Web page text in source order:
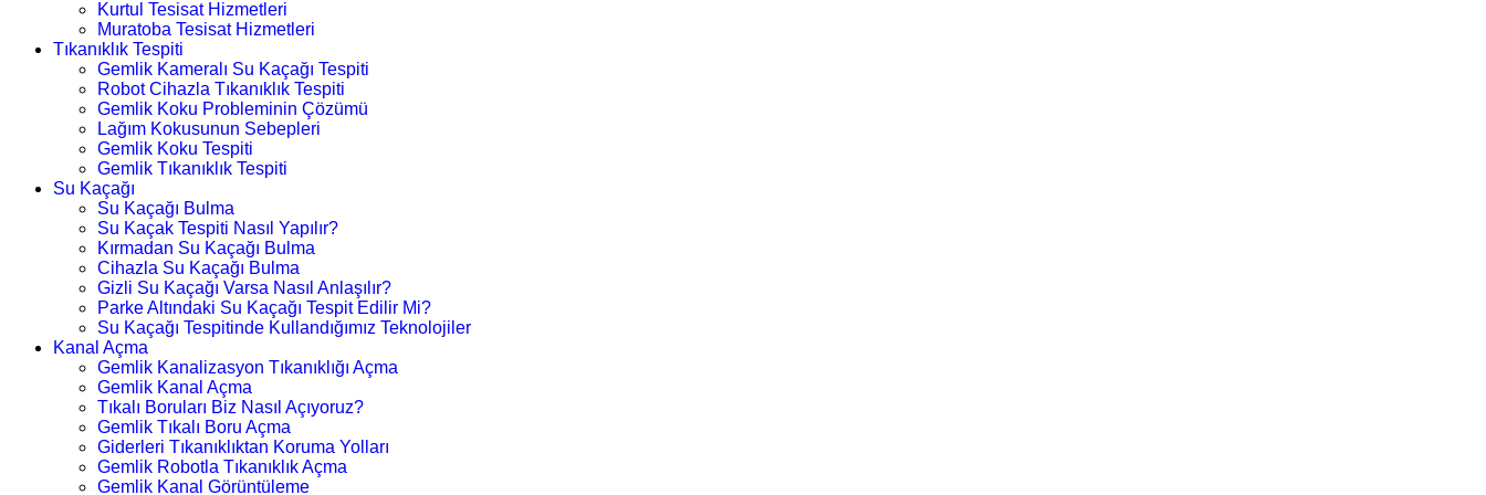
Kurtul Tesisat Hizmetleri
Muratoba Tesisat Hizmetleri
Tıkanıklık Tespiti
Gemlik Kameralı Su Kaçağı Tespiti
Robot Cihazla Tıkanıklık Tespiti
Gemlik Koku Probleminin Çözümü
Lağım Kokusunun Sebepleri
Gemlik Koku Tespiti
Gemlik Tıkanıklık Tespiti
Su Kaçağı
Su Kaçağı Bulma
Su Kaçak Tespiti Nasıl Yapılır?
Kırmadan Su Kaçağı Bulma
Cihazla Su Kaçağı Bulma
Gizli Su Kaçağı Varsa Nasıl Anlaşılır?
Parke Altındaki Su Kaçağı Tespit Edilir Mi?
Su Kaçağı Tespitinde Kullandığımız Teknolojiler
Kanal Açma
Gemlik Kanalizasyon Tıkanıklığı Açma
Gemlik Kanal Açma
Tıkalı Boruları Biz Nasıl Açıyoruz?
Gemlik Tıkalı Boru Açma
Giderleri Tıkanıklıktan Koruma Yolları
Gemlik Robotla Tıkanıklık Açma
Gemlik Kanal Görüntüleme